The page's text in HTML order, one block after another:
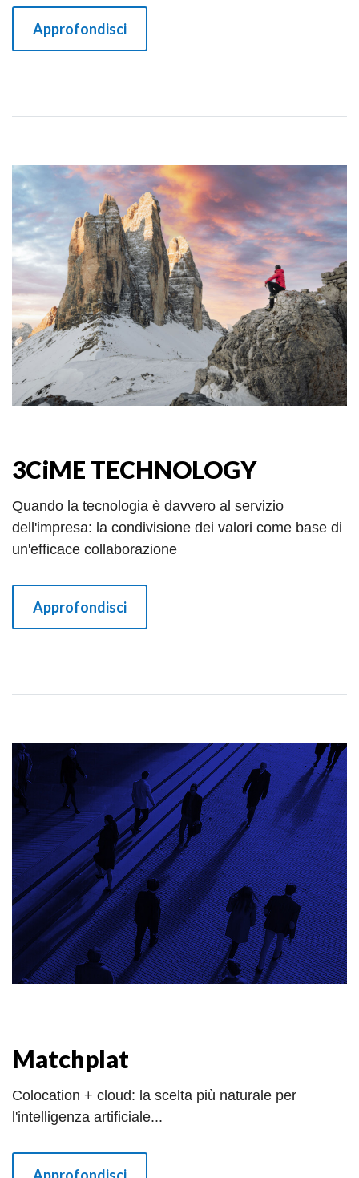
Approfondisci
3CiME TECHNOLOGY
Quando la tecnologia è davvero al servizio
dell'impresa: la condivisione dei valori come base di
un'efficace collaborazione
Approfondisci
Matchplat
Colocation + cloud: la scelta più naturale per
l'intelligenza artificiale...
Approfondisci